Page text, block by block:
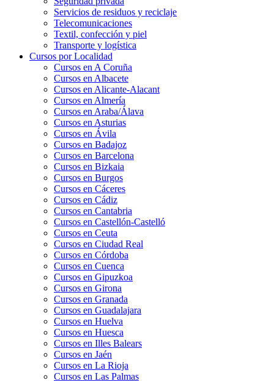
Servicios de residuos y reciclaje
Telecomunicaciones
Textil, confección y piel
Transporte y logística
Cursos por Localidad
Cursos en A Coruña
Cursos en Albacete
Cursos en Alicante-Alacant
Cursos en Almería
Cursos en Araba/Álava
Cursos en Asturias
Cursos en Ávila
Cursos en Badajoz
Cursos en Barcelona
Cursos en Bizkaia
Cursos en Burgos
Cursos en Cáceres
Cursos en Cádiz
Cursos en Cantabria
Cursos en Castellón-Castelló
Cursos en Ceuta
Cursos en Ciudad Real
Cursos en Córdoba
Cursos en Cuenca
Cursos en Gipuzkoa
Cursos en Girona
Cursos en Granada
Cursos en Guadalajara
Cursos en Huelva
Cursos en Huesca
Cursos en Illes Balears
Cursos en Jaén
Cursos en La Rioja
Cursos en Las Palmas